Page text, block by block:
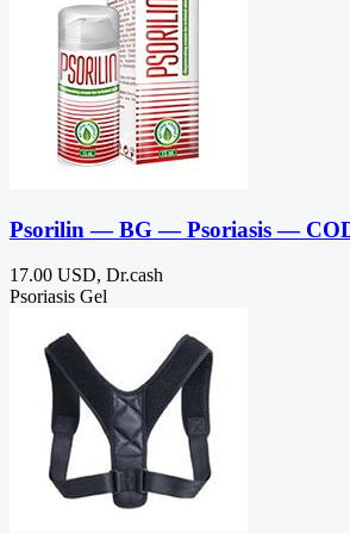
Psorilin — BG — Psoriasis —
17.00 USD, Dr.cash
Psoriasis Gel